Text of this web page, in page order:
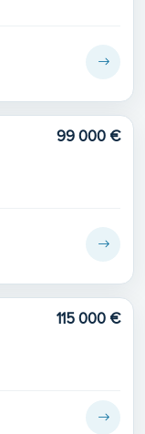
99 000 €
115 000 €